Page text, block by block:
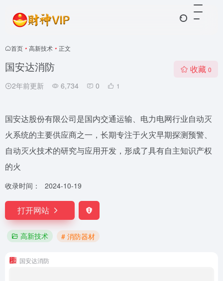
首页 • 高新技术 • 正文
国安达消防
2年前更新 6,734 0 1
收藏 0
国安达股份有限公司是国内交通运输、电力电网行业自动灭
火系统的主要供应商之一，长期专注于火灾早期探测预警、
自动灭火技术的研究与应用开发，形成了具有自主知识产权
的火
收录时间： 2024-10-19
打开网站
高新技术 # 消防器材
国安达消防